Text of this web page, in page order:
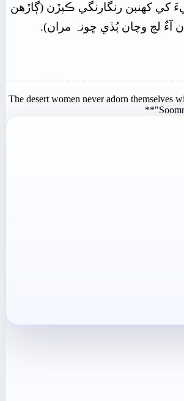
کي کهنبن رنگارنگي ڪپڙن (ڳاڙهن
آءٌ لڄ وچان ٻُڏي ڇونہ مران).
The desert women never adorn